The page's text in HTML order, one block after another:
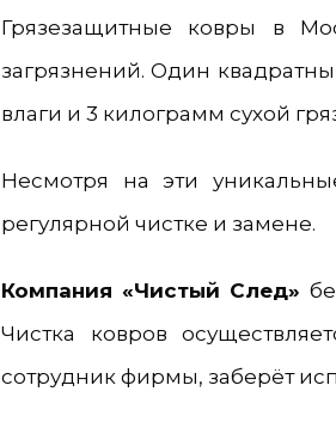
Грязезащитные ковры в
загрязнений. Один
влаги и 3 килограмм сухой
Несмотря на эти
регулярной чистке и замене.
Компания «Чистый След»
Чистка ковров
сотрудник фирмы, заберёт